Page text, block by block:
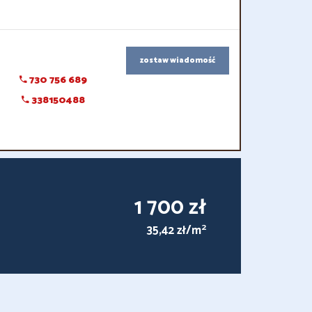
730 756 689
338150488
zostaw wiadomość
1 700 zł
35,42 zł/m2